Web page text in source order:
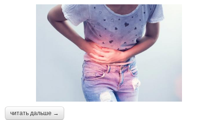
читать дальше →